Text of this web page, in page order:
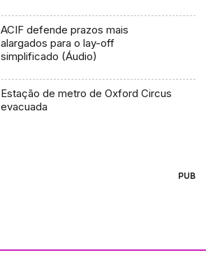
ACIF defende prazos mais
alargados para o lay-off
simplificado (Áudio)
Estação de metro de Oxford Circus
evacuada
PUB